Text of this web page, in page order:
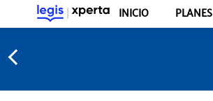
INICIO PLANES